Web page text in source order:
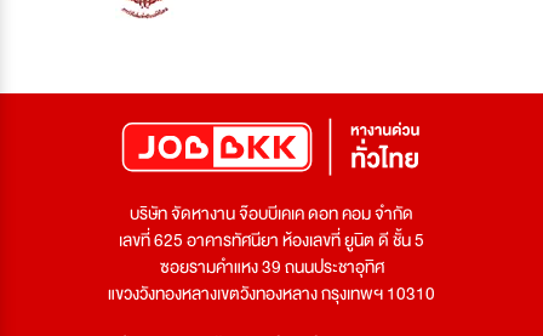
บริษัท จัดหางาน จ๊อบบีเคเค ดอท คอม จำกัด
เลขที่ 625 อาคารทัศนียา ห้องเลขที่ ยูนิต ดี ชั้น 5
ซอยรามคำแหง 39 ถนนประชาอุทิศ
แขวงวังทองหลางเขตวังทองหลาง กรุงเทพฯ 10310